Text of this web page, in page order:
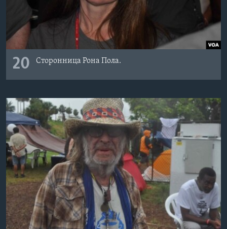
20 Сторонница Рона Пола.